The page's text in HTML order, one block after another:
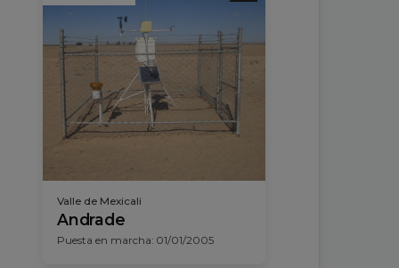
Valle de Mexicali
Andrade
Puesta en marcha: 01/01/2005